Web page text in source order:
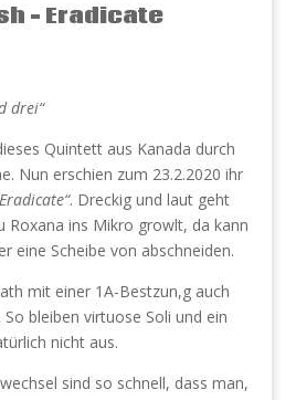
– Eradicate
drei“
Quintett aus Kanada durch
Nun erschien zum 23.2.2020 ihr
. Dreckig und laut geht
Roxana ins Mikro growlt, da kann
eine Scheibe von abschneiden.
mit einer 1A-Bestzun,g auch
bleiben virtuose Soli und ein
nicht aus.
sind so schnell, dass man,